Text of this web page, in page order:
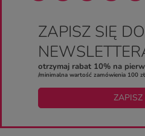
ZAPISZ SIĘ DO
otrzymaj rabat 10% na
/minimalna wartość zamówienia 100
ZAPISZ